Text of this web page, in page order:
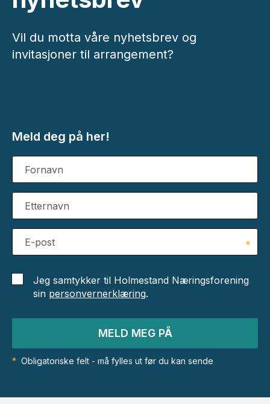
Vil du motta våre nyhetsbrev og
invitasjoner til arrangement?
Meld deg på her!
Fornavn
Etternavn
E-post *
Jeg samtykker til Holmestand Næringsforening
sin personvernerklæring.
MELD MEG PÅ
* Obligatoriske felt - må fylles ut før du kan sende